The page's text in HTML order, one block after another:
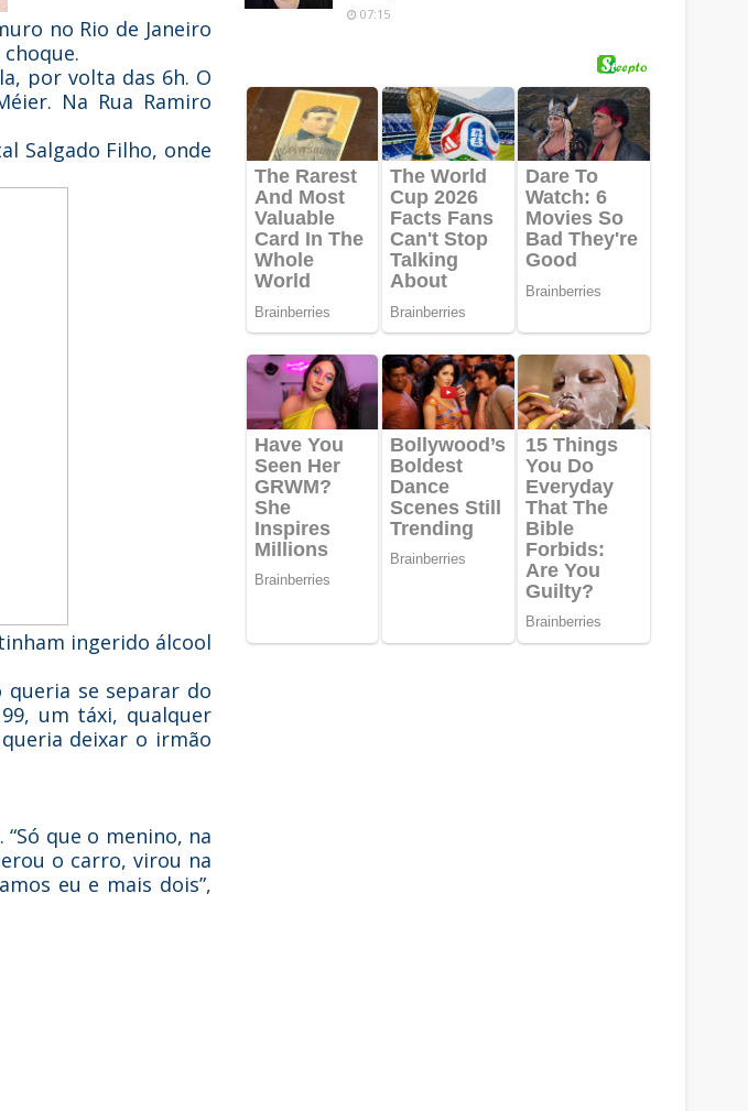
no Rio de Janeiro
por volta das 6h. O
Na Rua Ramiro
Salgado Filho, onde
ingerido álcool
se separar do
um táxi, qualquer
deixar o irmão
que o menino, na
o carro, virou na
eu e mais dois”,
07:15